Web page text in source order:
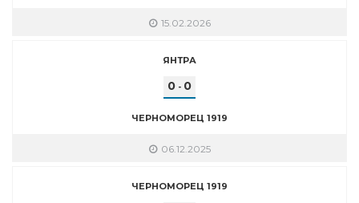
15.02.2026
ЯНТРА
0 - 0
ЧЕРНОМОРЕЦ 1919
06.12.2025
ЧЕРНОМОРЕЦ 1919